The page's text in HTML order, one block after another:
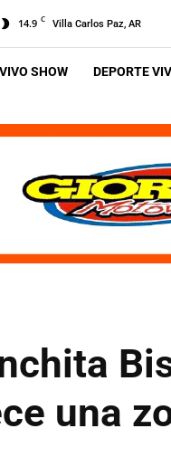
14.9 C Villa Carlos Paz, AR
VIVO SHOW DEPORTE
una